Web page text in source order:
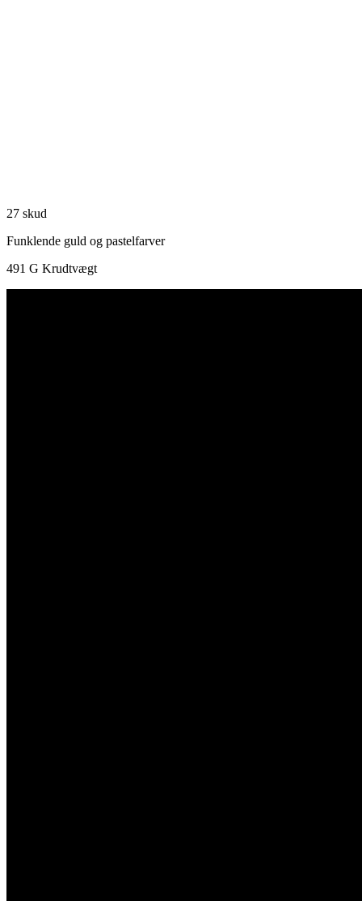
27 skud
Funklende guld og pastelfarver
491 G Krudtvægt